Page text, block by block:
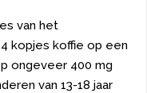
van het
kopjes koffie op een
ongeveer 400 mg
van 13-18 jaar